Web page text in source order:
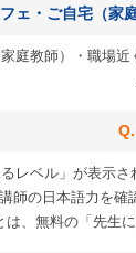
ェ・ご自宅（家
庭教師）・職場
レベル」が表示
師の日本語力を
、無料の「先生